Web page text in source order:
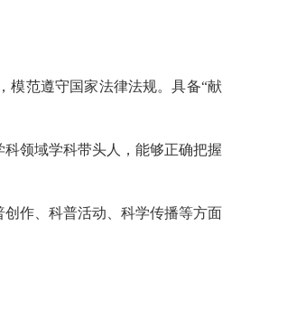
模范遵守国家法律法规。具备“献
领域学科带头人，能够正确把握
作、科普活动、科学传播等方面